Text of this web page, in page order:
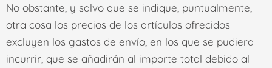
No obstante, y salvo que se indique, puntualmente,
otra cosa los precios de los artículos ofrecidos
excluyen los gastos de envío, en los que se pudiera
incurrir, que se añadirán al importe total debido al